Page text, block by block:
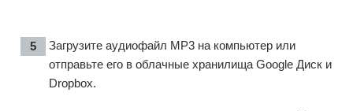
Загрузите аудиофайл MP3 на компьютер или
отправьте его в облачные хранилища Google Диск и
Dropbox.